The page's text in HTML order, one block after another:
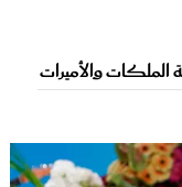
الملكات والأميرات